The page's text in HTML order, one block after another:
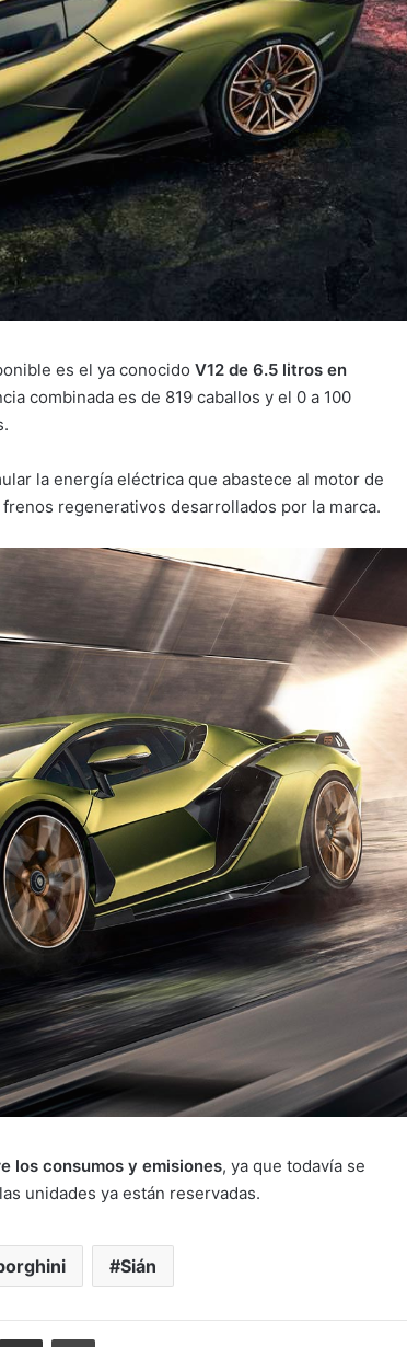
es el ya conocido V12 de 6.5 litros en
combinada es de 819 caballos y el 0 a 100
la energía eléctrica que abastece al motor de
frenos regenerativos desarrollados por la marca.
los consumos y emisiones, ya que todavía se
las unidades ya están reservadas.
Sián